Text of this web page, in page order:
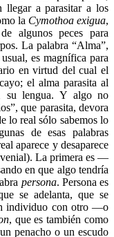
llegar a parasitar a los
la Cymothoa exigua,
algunos peces para
La palabra “Alma”,
es magnífica para
en virtud del cual el
el alma parasita al
su lengua. Y algo no
que parasita, devora
lo real sólo sabemos lo
de esas palabras
aparece y desaparece
La primera es —
en que algo tendría
persona. Persona es
se adelanta, que se
individuo con otro —o
, que es también como
penacho o un escudo